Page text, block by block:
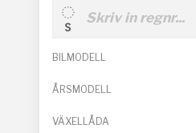
BILMODELL
ÅRSMODELL
VÄXELLÅDA